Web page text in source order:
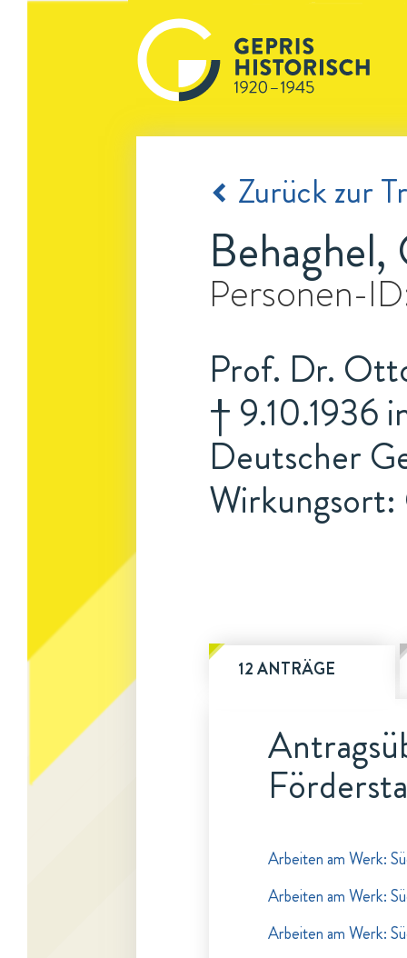
Zurück zur
Personen-
Prof. Dr.
† 9.10.1936
Deutscher
Wirkungsort:
12 ANTRÄGE
Arbeiten am Werk:
Arbeiten am Werk:
Arbeiten am Werk: